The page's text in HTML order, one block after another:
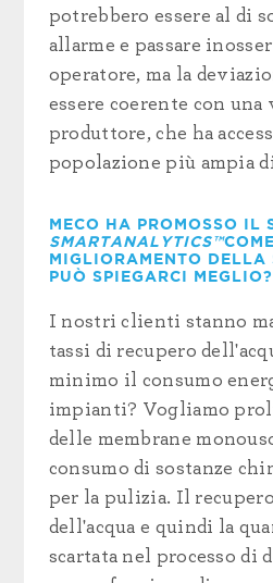
potrebbero essere al di
allarme e passare
operatore, ma la
essere coerente con
produttore, che ha
popolazione più ampia
MECO HA PROMOSSO IL
SMARTANALYTICS™
MIGLIORAMENTO
PUÒ SPIEGARCI MEGLIO?
I nostri clienti stanno
tassi di recupero
minimo il consumo
impianti? Vogliamo
delle membrane
consumo di sostanze
per la pulizia. Il
dell'acqua e quindi la
scartata nel processo di